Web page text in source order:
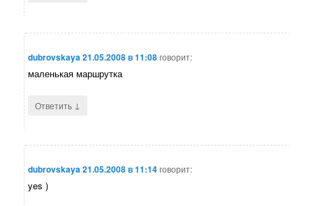
dubrovskaya21.05.2008 в 11:08говорит:
маленькая маршрутка
Ответить ↓
dubrovskaya21.05.2008 в 11:14говорит:
yes )